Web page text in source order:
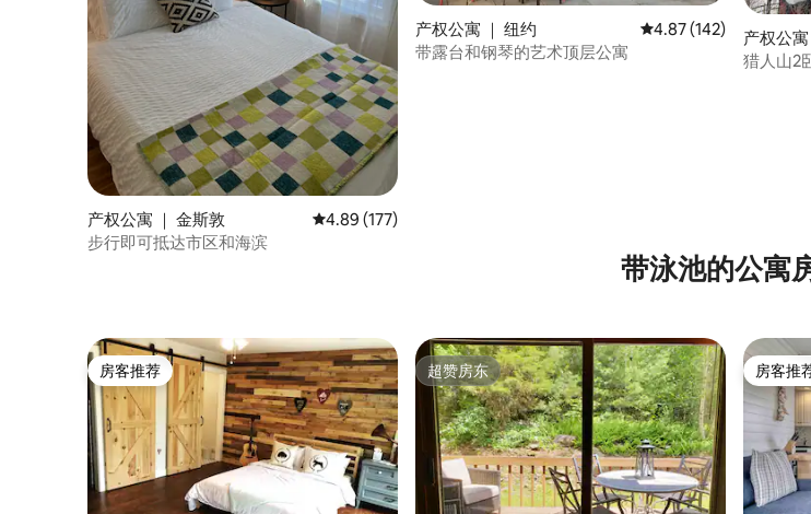
产权公寓 ｜ 金斯敦 平均评分 4.89 分（满分 5 分），共 177 条评价
4.89 (177)
步行即可抵达市区和海滨
产权公寓 ｜ 纽约 平均评分 4.87 分（满分
4.87 (142)
带露台和钢琴的艺术顶层公寓
产权公
猎人山2
带泳池的公寓
房客推荐
房客推荐 超赞房东
超赞房东 房客推
房客推